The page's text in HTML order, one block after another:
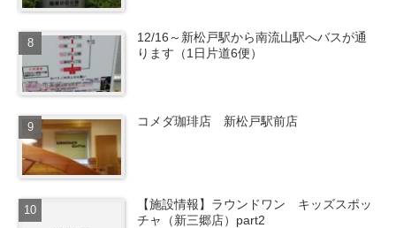
12/16～新松戸駅から南流山駅へバスが通
ります（1日片道6便）
コメダ珈琲店 新松戸駅前店
【施設情報】ラウンドワン キッズスポッ
チャ（新三郷店）part2